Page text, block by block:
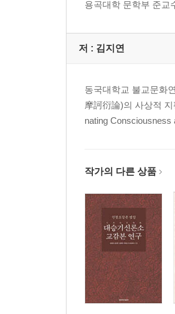
이종수
「십지품소」를 중심으로
김천학
봉선사 능엄승가대학원의
이선화(선암)
용곡대학 문학부 준교
저 : 김지연
동국대학교 불교문화
摩訶衍論)의 사상적
nating Consciousness
작가의 다른 상품